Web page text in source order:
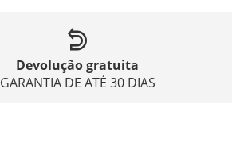
Devolução gratuita
GARANTIA DE ATÉ 30 DIAS